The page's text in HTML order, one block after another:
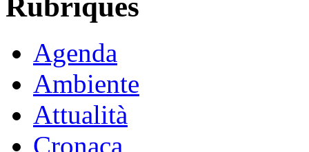
Rubriques
Agenda
Ambiente
Attualità
Cronaca